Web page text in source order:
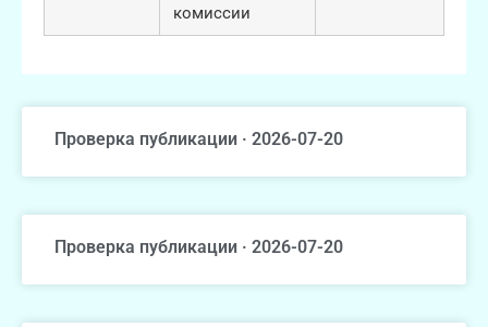
комиссии
Проверка публикации · 2026-07-20
Проверка публикации · 2026-07-20